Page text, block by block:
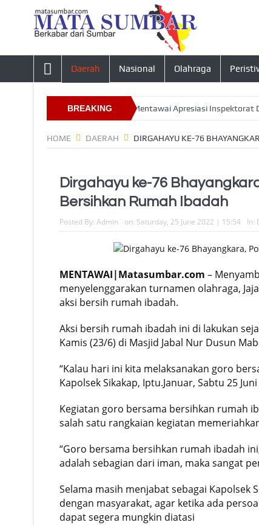
Daerah Nasional Olahraga
BREAKING
NEWS
Tahun 2026, Ketua DPRD Mentawai Apresiasi Inspektorat Daerah
HOME DAERAH DIRGAHAYU KE-76
Dirgahayu ke-76
Bersihkan Rumah Ibadah
Posted By: Admin on: Saturday, 25 June 2022 | 15:54 In:
MENTAWAI|Matasumbar.com –
menyelenggarakan turnamen olahraga,
aksi bersih rumah ibadah.
Aksi bersih rumah ibadah ini di lakukan
Kamis (23/6) di Masjid Jabal Nur Dusun
“Kalau hari ini kita melaksanakan goro
Kapolsek Sikakap, Iptu.Januar, Sabtu 25 Juni
Kegiatan goro bersama bersihkan rumah
salah satu rangkaian kegiatan
“Goro bersama bersihkan rumah ibadah
adalah sebagian dari iman, maka sangat
Selama masih menjabat sebagai Kapolsek
dengan masyarakat, agar ketika ada
dapat segera mungkin diatasi